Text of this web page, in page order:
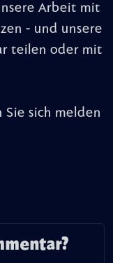
Arbeit mit
- und unsere
teilen oder mit
Sie sich melden